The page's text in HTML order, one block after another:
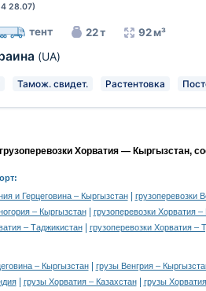
28.07)
тент 22 т 92 м³
(UA)
Тамож. свидет. Растентовка
Хорватия — Кыргызстан,
и Герцеговина – Кыргызстан|
грузоперевозки
– Кыргызстан|
грузоперевозки Хорватия
– Таджикистан| грузоперевозки Хорватия –
– Кыргызстан|
грузы Венгрия –
| грузы Хорватия – Казахстан|
грузы